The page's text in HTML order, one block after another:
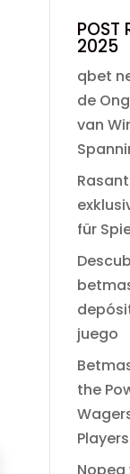
POST
2025
qbet
de
van
für
juego
the
Players